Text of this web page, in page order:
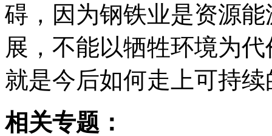
碍，因为钢铁业是资源
展，不能以牺牲环境为
就是今后如何走上可持
相关专题：